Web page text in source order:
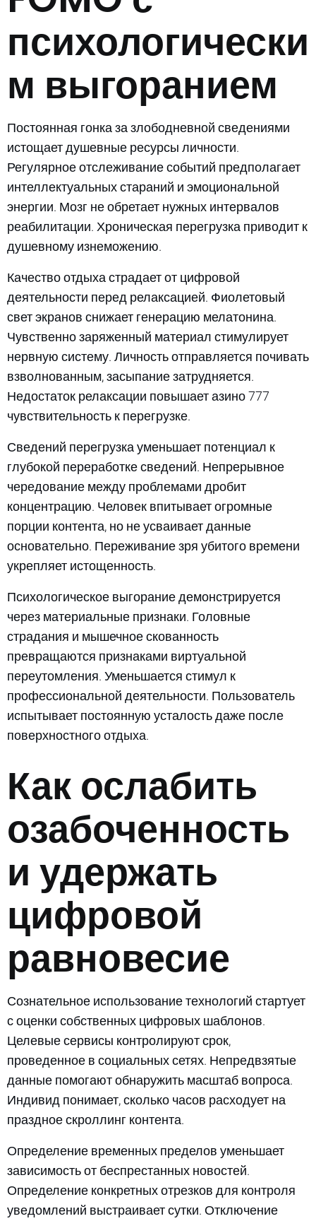
психологически
м выгоранием
Постоянная гонка за злободневной сведениями
истощает душевные ресурсы личности.
Регулярное отслеживание событий предполагает
интеллектуальных стараний и эмоциональной
энергии. Мозг не обретает нужных интервалов
реабилитации. Хроническая перегрузка приводит к
душевному изнеможению.
Качество отдыха страдает от цифровой
деятельности перед релаксацией. Фиолетовый
свет экранов снижает генерацию мелатонина.
Чувственно заряженный материал стимулирует
нервную систему. Личность отправляется почивать
взволнованным, засыпание затрудняется.
Недостаток релаксации повышает азино 777
чувствительность к перегрузке.
Сведений перегрузка уменьшает потенциал к
глубокой переработке сведений. Непрерывное
чередование между проблемами дробит
концентрацию. Человек впитывает огромные
порции контента, но не усваивает данные
основательно. Переживание зря убитого времени
укрепляет истощенность.
Психологическое выгорание демонстрируется
через материальные признаки. Головные
страдания и мышечное скованность
превращаются признаками виртуальной
переутомления. Уменьшается стимул к
профессиональной деятельности. Пользователь
испытывает постоянную усталость даже после
поверхностного отдыха.
Как ослабить
озабоченность
и удержать
цифровой
равновесие
Сознательное использование технологий стартует
с оценки собственных цифровых шаблонов.
Целевые сервисы контролируют срок,
проведенное в социальных сетях. Непредвзятые
данные помогают обнаружить масштаб вопроса.
Индивид понимает, сколько часов расходует на
праздное скроллинг контента.
Определение временных пределов уменьшает
зависимость от беспрестанных новостей.
Определение конкретных отрезков для контроля
уведомлений выстраивает сутки. Отключение